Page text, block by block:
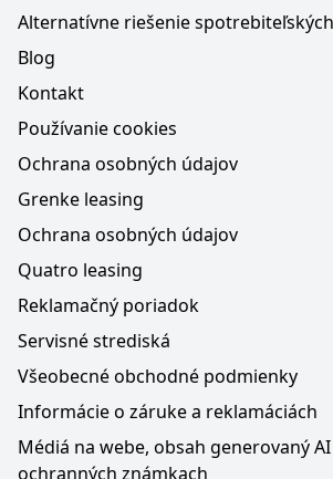
Alternatívne riešenie
Blog
Kontakt
Používanie cookies
Ochrana osobných údajov
Grenke leasing
Ochrana osobných údajov
Quatro leasing
Reklamačný poriadok
Servisné strediská
Všeobecné obchodné podmienky
Informácie o záruke a reklamáciách
Médiá na webe, obsah generovaný
ochranných známkach